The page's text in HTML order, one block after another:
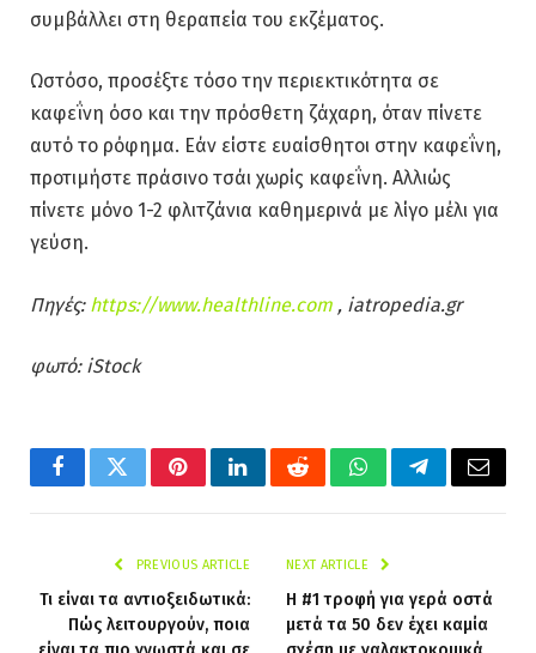
συμβάλλει στη θεραπεία του εκζέματος.
Ωστόσο, προσέξτε τόσο την περιεκτικότητα σε
καφεΐνη όσο και την πρόσθετη ζάχαρη, όταν πίνετε
αυτό το ρόφημα. Εάν είστε ευαίσθητοι στην καφεΐνη,
προτιμήστε πράσινο τσάι χωρίς καφεΐνη. Αλλιώς
πίνετε μόνο 1-2 φλιτζάνια καθημερινά με λίγο μέλι για
γεύση.
Πηγές: https://www.healthline.com , iatropedia.gr
φωτό: iStock
FacebookTwitterPinterestLinkedInRedditWhatsAppTelegramEmail
PREVIOUS ARTICLE
Τι είναι τα αντιοξειδωτικά:
Πώς λειτουργούν, ποια
NEXT ARTICLE
Η #1 τροφή για γερά οστά
μετά τα 50 δεν έχει καμία